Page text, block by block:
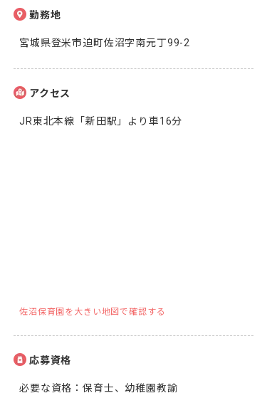
勤務地
宮城県登米市迫町佐沼字南元丁99-2
アクセス
JR東北本線「新田駅」より車16分
佐沼保育園を大きい地図で確認する
応募資格
必要な資格：保育士、幼稚園教諭